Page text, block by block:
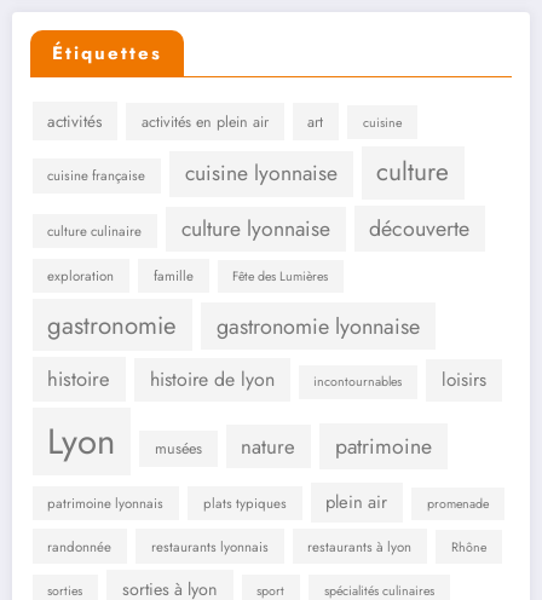
Étiquettes
activités activités en plein air art cuisine
cuisine française cuisine lyonnaise culture
culture culinaire culture lyonnaise découverte
exploration famille Fête des Lumières
gastronomie gastronomie lyonnaise
histoire histoire de lyon incontournables loisirs
Lyon musées nature patrimoine
patrimoine lyonnais plats typiques plein air promenade
randonnée restaurants lyonnais restaurants à lyon Rhône
sorties sorties à lyon sport spécialités culinaires